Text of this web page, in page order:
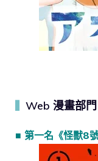
Web 漫畫部門
■ 第一名《怪獸8號